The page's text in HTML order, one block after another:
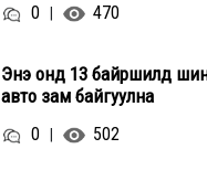
0 470
Энэ онд 13 байршилд
авто зам байгуулна
0 502